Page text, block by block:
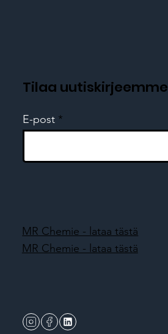
Tilaa uutiskirjeemme
E-post
MR Chemie - lataa tästä
MR Chemie - lataa tästä